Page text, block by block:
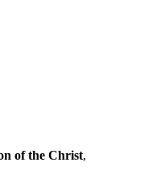
of the Christ,